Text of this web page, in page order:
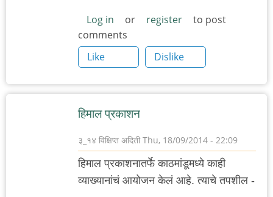
Log in or register
to post
comments
Like
Dislike
हिमाल प्रकाशन
३_१४ विक्षिप्त अदिती Thu, 18/09/2014 - 22:09
हिमाल प्रकाशनातर्फे काठमांडूमध्ये काही
व्याख्यानांचं आयोजन केलं आहे. त्याचे तपशील -